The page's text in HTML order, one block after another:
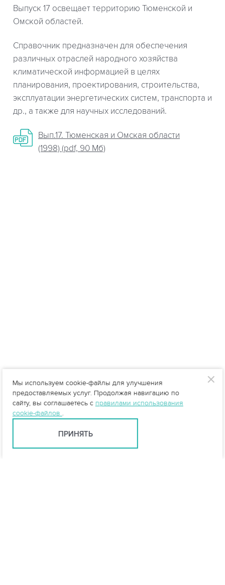
Выпуск 17 освещает территорию Тюменской и
Омской областей.
Справочник предназначен для обеспечения
различных отраслей народного хозяйства
климатической информацией в целях
планирования, проектирования, строительства,
эксплуатации энергетических систем, транспорта и
др., а также для научных исследований.
Вып.17. Тюменская и Омская области
(1998) (pdf, 90 Мб)
Мы используем cookie-файлы для улучшения
предоставляемых услуг. Продолжая навигацию по
сайту, вы соглашаетесь с правилами использования
cookie-файлов .
ПРИНЯТЬ